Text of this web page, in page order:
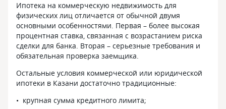
Ипотека на коммерческую недвижимость для
физических лиц отличается от обычной двумя
основными особенностями. Первая – более высокая
процентная ставка, связанная с возрастанием риска
сделки для банка. Вторая – серьезные требования и
обязательная проверка заемщика.
Остальные условия коммерческой или юридической
ипотеки в Казани достаточно традиционные:
крупная сумма кредитного лимита;